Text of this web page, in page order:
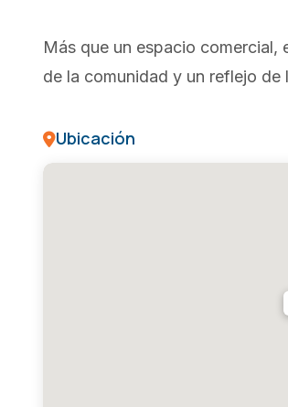
Más que un espacio comercial,
de la comunidad y un reflejo
Ubicación